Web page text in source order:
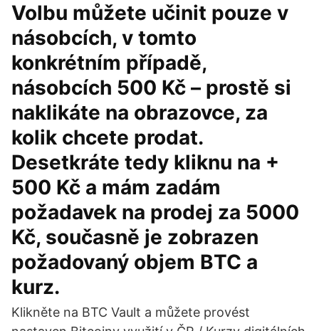
Volbu můžete učinit pouze v
násobcích, v tomto
konkrétním případě,
násobcích 500 Kč – prostě si
naklikáte na obrazovce, za
kolik chcete prodat.
Desetkráte tedy kliknu na +
500 Kč a mám zadám
požadavek na prodej za 5000
Kč, současně je zobrazen
požadovaný objem BTC a
kurz.
Klikněte na BTC Vault a můžete provést